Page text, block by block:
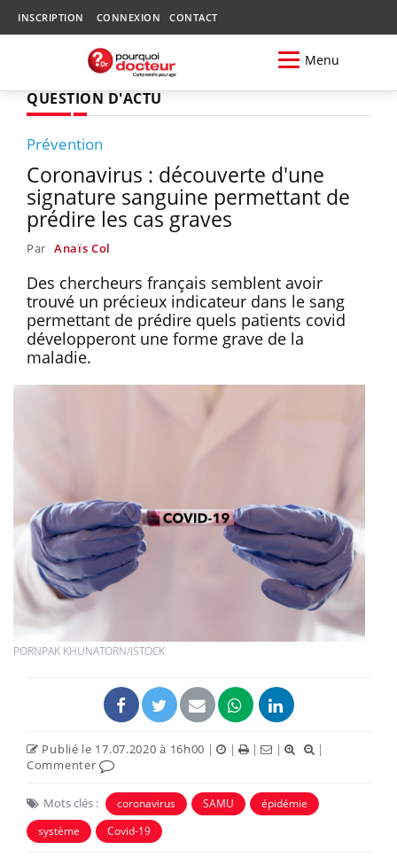
INSCRIPTION CONNEXION CONTACT
Menu
QUESTION D'ACTU
Prévention
Coronavirus : découverte d'une
signature sanguine permettant de
prédire les cas graves
Par Anaïs Col
Des chercheurs français semblent avoir
trouvé un précieux indicateur dans le sang
permettant de prédire quels patients covid
développeront une forme grave de la
maladie.
PORNPAK KHUNATORN/ISTOCK
Publié le 17.07.2020 à 16h00 | | | |
|
Commenter
Mots clés : coronavirus SAMU
épidémie
système
Covid-19